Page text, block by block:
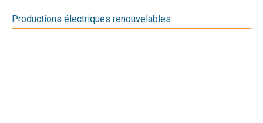
Productions électriques renouvelables